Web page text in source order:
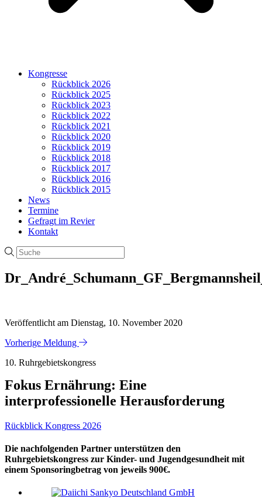
Kongresse
Rückblick 2026
Rückblick 2025
Rückblick 2023
Rückblick 2022
Rückblick 2021
Rückblick 2020
Rückblick 2019
Rückblick 2018
Rückblick 2017
Rückblick 2016
Rückblick 2015
News
Termine
Gefragt im Revier
Kontakt
Veröffentlicht am Dienstag, 10. November 2020
Vorherige Meldung
10. Ruhrgebietskongress
Fokus Ernährung: Eine
interprofessionelle Herausforderung
Rückblick Kongress 2026
Die nachfolgenden Partner unterstützen den
Ruhrgebietskongress zur Kinder- und Jugendgesundheit mit
einem Sponsoringbetrag von jeweils 900€.